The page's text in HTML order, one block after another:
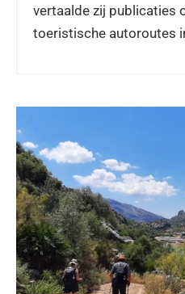
vertaalde zij publicaties
toeristische autoroutes